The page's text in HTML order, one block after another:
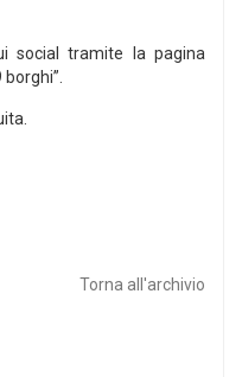
social tramite la pagina
Torna all'archivio